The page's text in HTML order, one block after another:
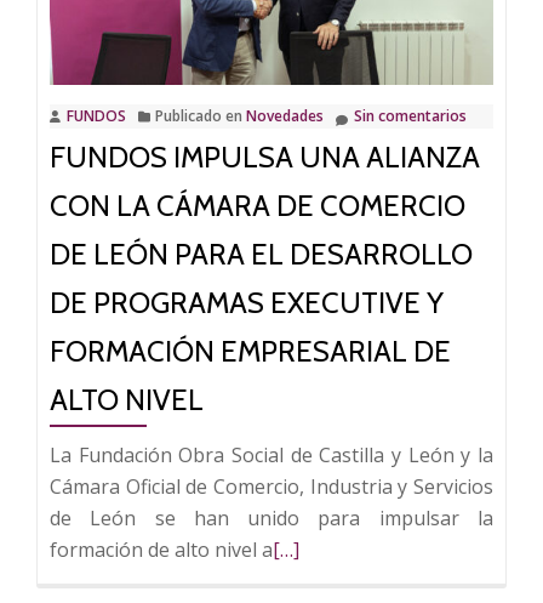
su
para
la
Alta
sobre
FUNDOS Publicado en Novedades Sin comentarios
FUNDOS IMPULSA UNA ALIANZA
CON LA CÁMARA DE COMERCIO
DE LEÓN PARA EL DESARROLLO
DE PROGRAMAS EXECUTIVE Y
FORMACIÓN EMPRESARIAL DE
ALTO NIVEL
La Fundación Obra Social de Castilla y León y la
Cámara Oficial de Comercio, Industria y Servicios
de León se han unido para impulsar la
formación de alto nivel aLeer
[…]